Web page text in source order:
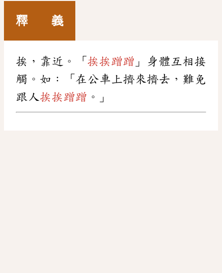
釋 義
挨，靠近。「 挨挨蹭蹭 」身體互相接
觸。如：「在公車上擠來擠去，難免
跟人挨挨蹭蹭 。」